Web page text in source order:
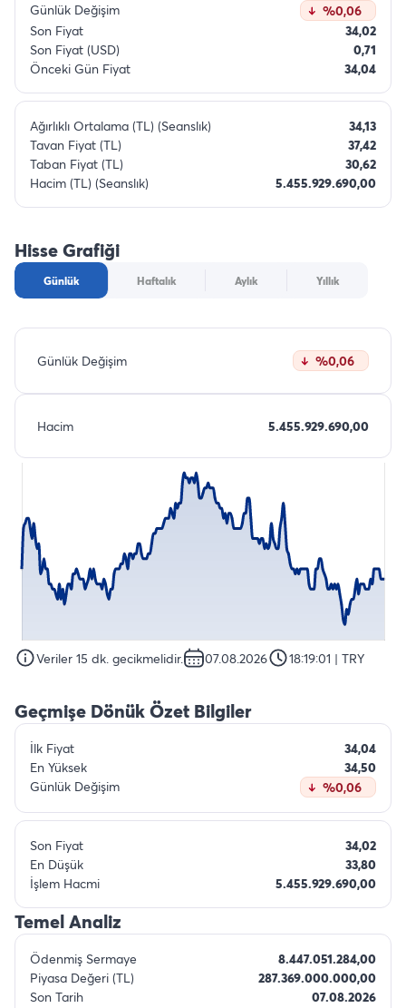
Günlük Değişim
%0,06
Son Fiyat
34,02
Son Fiyat (USD)
0,71
Önceki Gün Fiyat
34,04
Ağırlıklı Ortalama (TL) (Seanslık)
34,13
Tavan Fiyat (TL)
37,42
Taban Fiyat (TL)
30,62
Hacim (TL) (Seanslık)
5.455.929.690,00
Hisse Grafiği
Günlük Haftalık Aylık Yıllık
Günlük Değişim %0,06
Hacim 5.455.929.690,00
Veriler 15 dk. gecikmelidir. 07.08.2026 18:19:01 | TRY
Geçmişe Dönük Özet Bilgiler
İlk Fiyat
34,04
En Yüksek
34,50
Günlük Değişim
%0,06
Son Fiyat
34,02
En Düşük
33,80
İşlem Hacmi
5.455.929.690,00
Temel Analiz
Ödenmiş Sermaye
8.447.051.284,00
Piyasa Değeri (TL)
287.369.000.000,00
Son Tarih
07.08.2026